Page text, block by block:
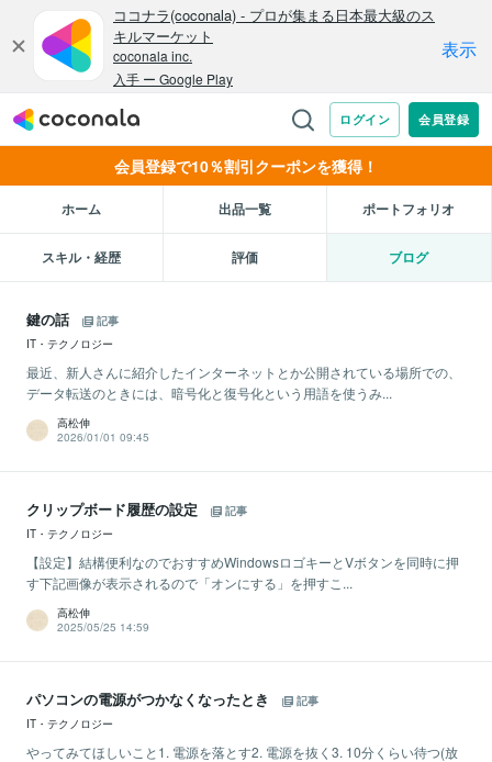
会員登録で10％割引クーポンを獲得！
ホーム 出品一覧 ポートフォリオ
スキル・経歴 評価 ブログ
鍵の話
記事
IT・テクノロジー
最近、新人さんに紹介したインターネットとか公開されている場所での、
データ転送のときには、暗号化と復号化という用語を使うみ...
高松伸
2026/01/01 09:45
クリップボード履歴の設定
記事
IT・テクノロジー
【設定】結構便利なのでおすすめWindowsロゴキーとVボタンを同時に押
す下記画像が表示されるので「オンにする」を押すこ...
高松伸
2025/05/25 14:59
パソコンの電源がつかなくなったとき
記事
IT・テクノロジー
やってみてほしいこと1. 電源を落とす2. 電源を抜く3. 10分くらい待つ(放